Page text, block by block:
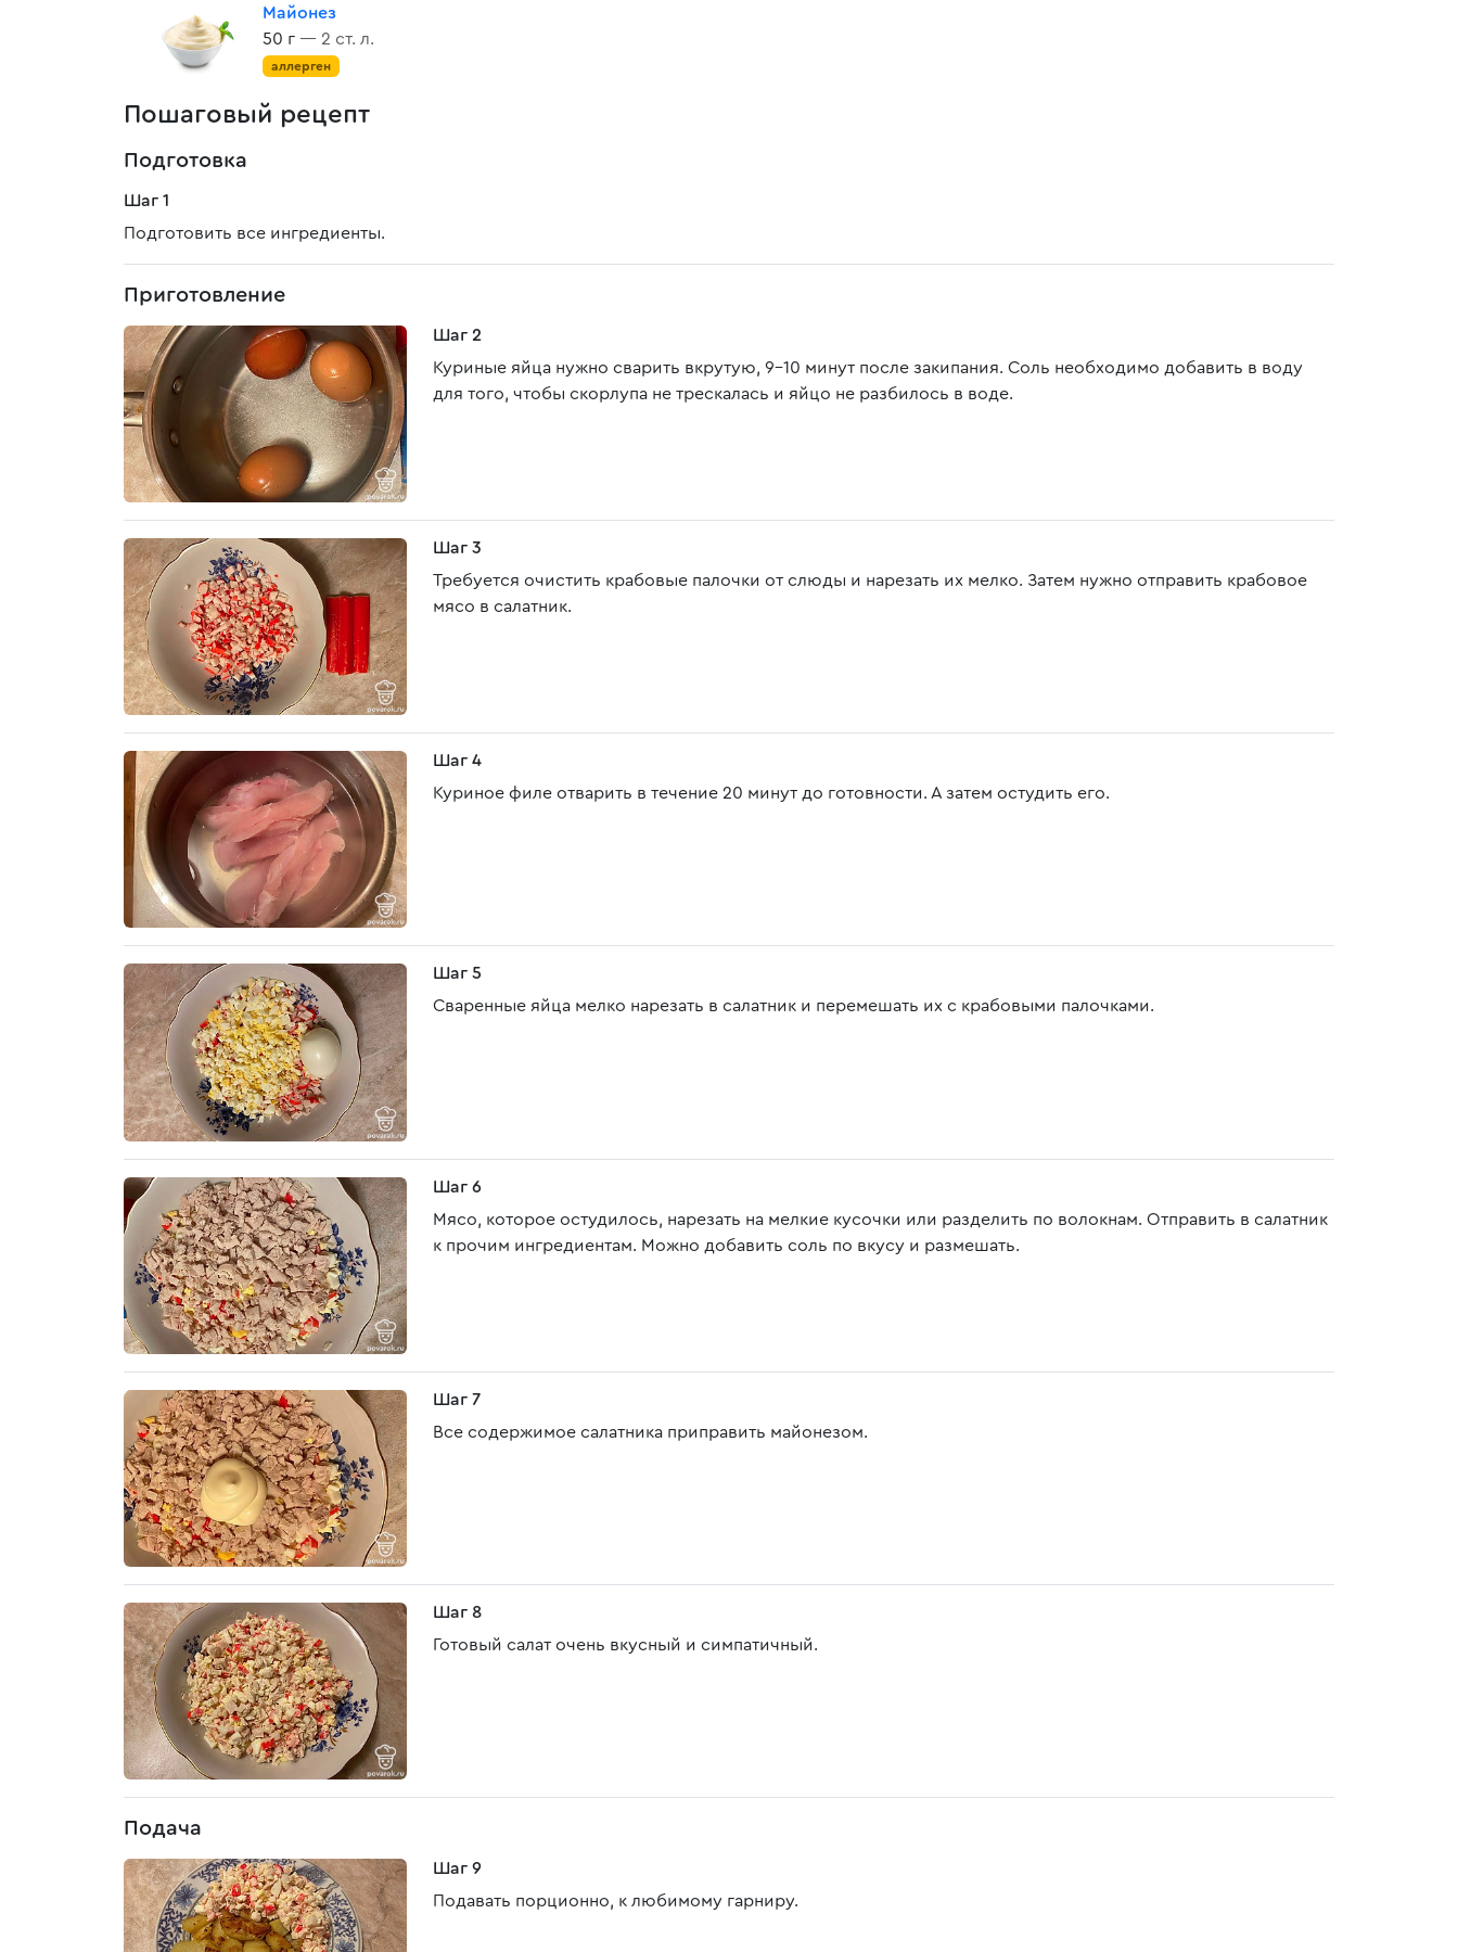
Майонез
50 г — 2 ст. л.
аллерген
Пошаговый рецепт
Подготовка
Шаг 1
Подготовить все ингредиенты.
Приготовление
Шаг 2
Куриные яйца нужно сварить вкрутую, 9-10 минут после закипания. Соль необходимо добавить в воду
для того, чтобы скорлупа не трескалась и яйцо не разбилось в воде.
Шаг 3
Требуется очистить крабовые палочки от слюды и нарезать их мелко. Затем нужно отправить крабовое
мясо в салатник.
Шаг 4
Куриное филе отварить в течение 20 минут до готовности. А затем остудить его.
Шаг 5
Сваренные яйца мелко нарезать в салатник и перемешать их с крабовыми палочками.
Шаг 6
Мясо, которое остудилось, нарезать на мелкие кусочки или разделить по волокнам. Отправить в салатник
к прочим ингредиентам. Можно добавить соль по вкусу и размешать.
Шаг 7
Все содержимое салатника приправить майонезом.
Шаг 8
Готовый салат очень вкусный и симпатичный.
Подача
Шаг 9
Подавать порционно, к любимому гарниру.